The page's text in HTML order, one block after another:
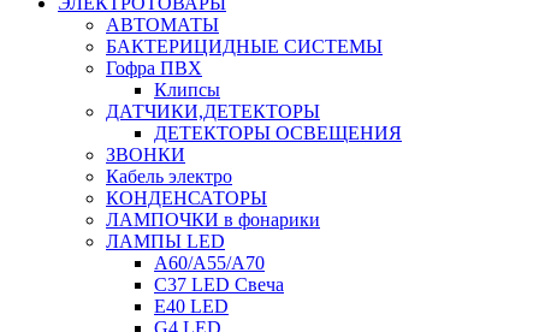
АВТОМАТЫ
БАКТЕРИЦИДНЫЕ СИСТЕМЫ
Гофра ПВХ
Клипсы
ДАТЧИКИ,ДЕТЕКТОРЫ
ДЕТЕКТОРЫ ОСВЕЩЕНИЯ
ЗВОНКИ
Кабель электро
КОНДЕНСАТОРЫ
ЛАМПОЧКИ в фонарики
ЛАМПЫ LED
A60/A55/A70
C37 LED Свеча
E40 LED
G4 LED